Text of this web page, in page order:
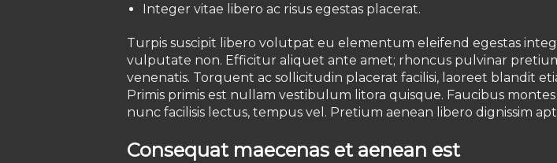
Integer vitae libero ac risus egestas placerat.
Turpis suscipit libero volutpat eu elementum eleifend egestas
vulputate non. Efficitur aliquet ante amet; rhoncus pulvinar
venenatis. Torquent ac sollicitudin placerat facilisi, laoreet blandit
Primis primis est nullam vestibulum litora quisque. Faucibus
nunc facilisis lectus, tempus vel. Pretium aenean libero dignissim
Consequat maecenas et aenean est